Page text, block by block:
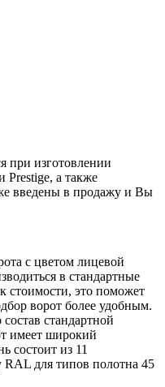
при изготовлении
Prestige, а также
введены в продажу и Вы
с цветом лицевой
в стандартные
стоимости, это поможет
ворот более удобным.
стандартной
имеет широкий
состоит из 11
RAL для типов полотна 45